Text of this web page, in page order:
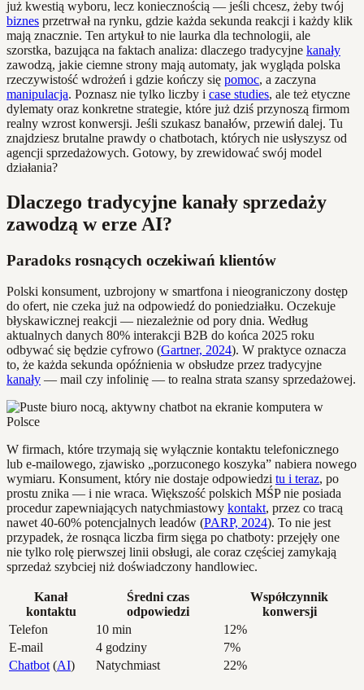
już kwestią wyboru, lecz koniecznością — jeśli chcesz, żeby twój
biznes przetrwał na rynku, gdzie każda sekunda reakcji i każdy klik
mają znacznie. Ten artykuł to nie laurka dla technologii, ale
szorstka, bazująca na faktach analiza: dlaczego tradycyjne kanały
zawodzą, jakie ciemne strony mają automaty, jak wygląda polska
rzeczywistość wdrożeń i gdzie kończy się pomoc, a zaczyna
manipulacja. Poznasz nie tylko liczby i case studies, ale też etyczne
dylematy oraz konkretne strategie, które już dziś przynoszą firmom
realny wzrost konwersji. Jeśli szukasz banałów, przewiń dalej. Tu
znajdziesz brutalne prawdy o chatbotach, których nie usłyszysz od
agencji sprzedażowych. Gotowy, by zrewidować swój model
działania?
Dlaczego tradycyjne kanały sprzedaży
zawodzą w erze AI?
Paradoks rosnących oczekiwań klientów
Polski konsument, uzbrojony w smartfona i nieograniczony dostęp
do ofert, nie czeka już na odpowiedź do poniedziałku. Oczekuje
błyskawicznej reakcji — niezależnie od pory dnia. Według
aktualnych danych 80% interakcji B2B do końca 2025 roku
odbywać się będzie cyfrowo (Gartner, 2024). W praktyce oznacza
to, że każda sekunda opóźnienia w obsłudze przez tradycyjne
kanały — mail czy infolinię — to realna strata szansy sprzedażowej.
W firmach, które trzymają się wyłącznie kontaktu telefonicznego
lub e-mailowego, zjawisko „porzuconego koszyka” nabiera nowego
wymiaru. Konsument, który nie dostaje odpowiedzi tu i teraz, po
prostu znika — i nie wraca. Większość polskich MŚP nie posiada
procedur zapewniających natychmiastowy kontakt, przez co tracą
nawet 40-60% potencjalnych leadów (PARP, 2024). To nie jest
przypadek, że rosnąca liczba firm sięga po chatboty: przejęły one
nie tylko rolę pierwszej linii obsługi, ale coraz częściej zamykają
sprzedaż szybciej niż doświadczony handlowiec.
Kanał
kontaktu
Średni czas
odpowiedzi
Współczynnik
konwersji
Telefon
10 min
12%
E-mail
4 godziny
7%
Chatbot (AI) Natychmiast 22%